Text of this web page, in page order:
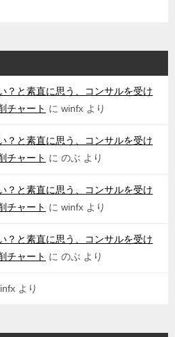
？と素直に思う、コンサルを受け
チャート に winfx より
？と素直に思う、コンサルを受け
チャート に のぶ より
？と素直に思う、コンサルを受け
チャート に winfx より
？と素直に思う、コンサルを受け
チャート に のぶ より
より